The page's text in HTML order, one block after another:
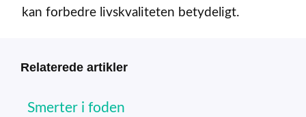
kan forbedre livskvaliteten betydeligt.
Relaterede artikler
Smerter i foden